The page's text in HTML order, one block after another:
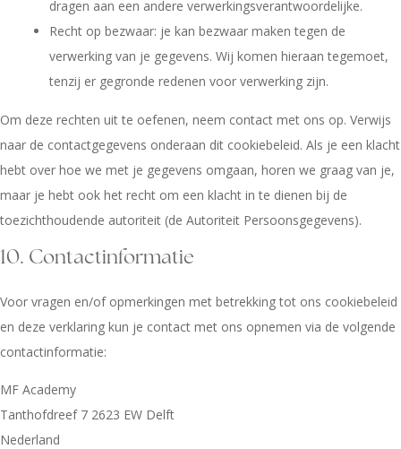
dragen aan een andere verwerkingsverantwoordelijke.
Recht op bezwaar: je kan bezwaar maken tegen de
verwerking van je gegevens. Wij komen hieraan tegemoet,
tenzij er gegronde redenen voor verwerking zijn.
Om deze rechten uit te oefenen, neem contact met ons op. Verwijs
naar de contactgegevens onderaan dit cookiebeleid. Als je een klacht
hebt over hoe we met je gegevens omgaan, horen we graag van je,
maar je hebt ook het recht om een klacht in te dienen bij de
toezichthoudende autoriteit (de Autoriteit Persoonsgegevens).
10. Contactinformatie
Voor vragen en/of opmerkingen met betrekking tot ons cookiebeleid
en deze verklaring kun je contact met ons opnemen via de volgende
contactinformatie:
MF Academy
Tanthofdreef 7 2623 EW Delft
Nederland